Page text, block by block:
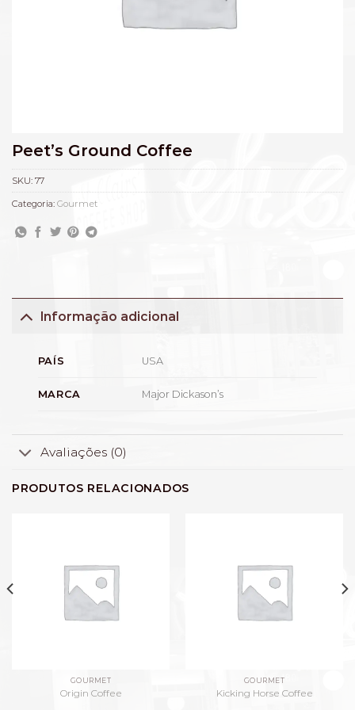
Peet’s Ground Coffee
SKU: 77
Categoria: Gourmet
Informação adicional
PAÍS USA
MARCA Major Dickason’s
Avaliações (0)
PRODUTOS RELACIONADOS
GOURMET
Origin Coffee
GOURMET
Kicking Horse Coffee